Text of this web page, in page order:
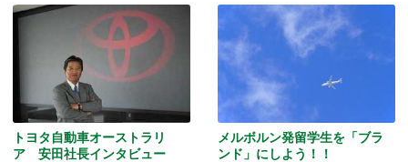
トヨタ自動車オーストラリ
ア 安田社長インタビュー
メルボルン発留学生を「ブラ
ンド」にしよう！！